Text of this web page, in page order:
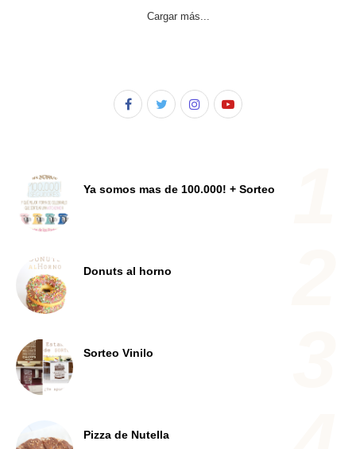
Cargar más...
Ya somos mas de 100.000! + Sorteo
Donuts al horno
Sorteo Vinilo
Pizza de Nutella